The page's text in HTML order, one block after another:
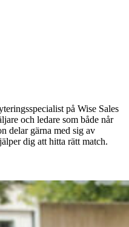
på Wise Sales
och ledare som både når
delar gärna med sig av
dig att hitta rätt match.